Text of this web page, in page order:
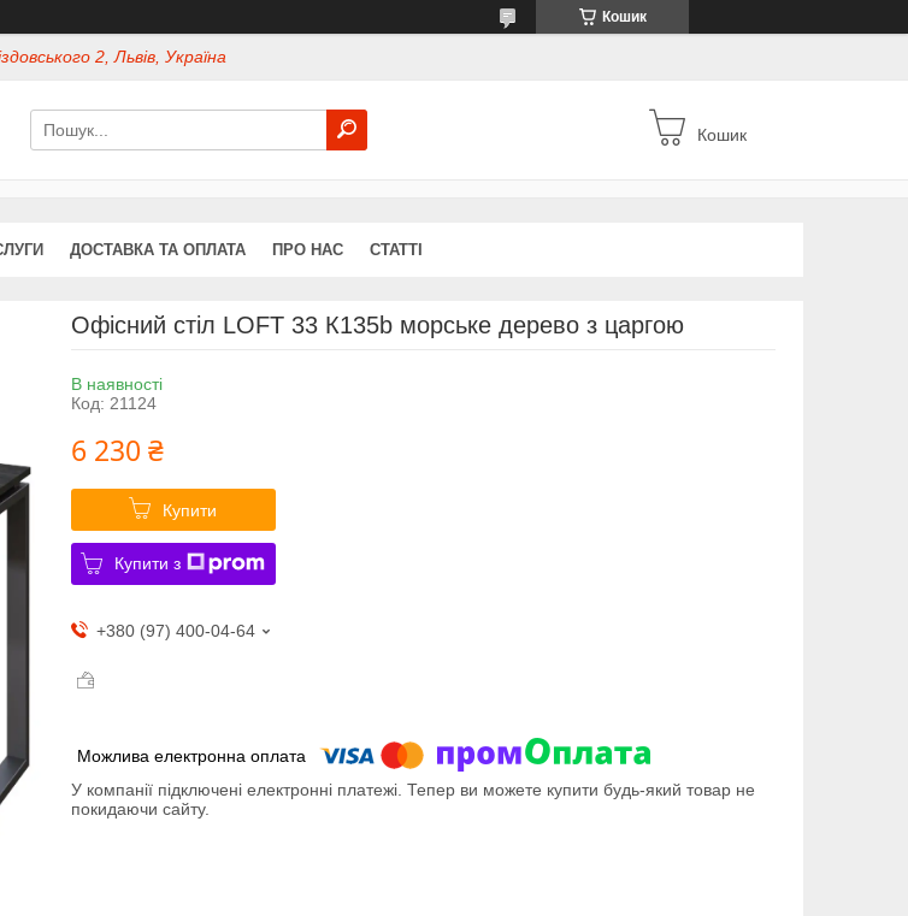
Кошик
2, Львів, Україна
Кошик
ДОСТАВКА ТА ОПЛАТА ПРО НАС СТАТТІ
Офісний стіл LOFT 33 К135b морське дерево з царгою
В наявності
Код: 21124
6 230 ₴
Купити
Купити з
+380 (97) 400-04-64
У компанії підключені електронні платежі. Тепер ви можете купити будь-який товар не
покидаючи сайту.